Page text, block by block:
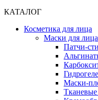
КАТАЛОГ
Косметика для лица
Маски для лица
Патчи-
Маски-